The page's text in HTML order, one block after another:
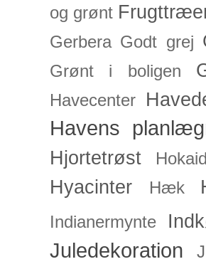
og grønt
Gerbera Godt grej
Grønt i boligen
Havecenter
Havens
Hjortetrøst
Hyacinter Hæk
Indianermynte
Juledekoration